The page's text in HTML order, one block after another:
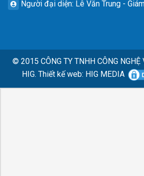
Người đại diện: Lê Văn Trung -
© 2015 CÔNG TY TNHH CÔNG NGHỆ
HIG. Thiết kế web: HIG MEDIA